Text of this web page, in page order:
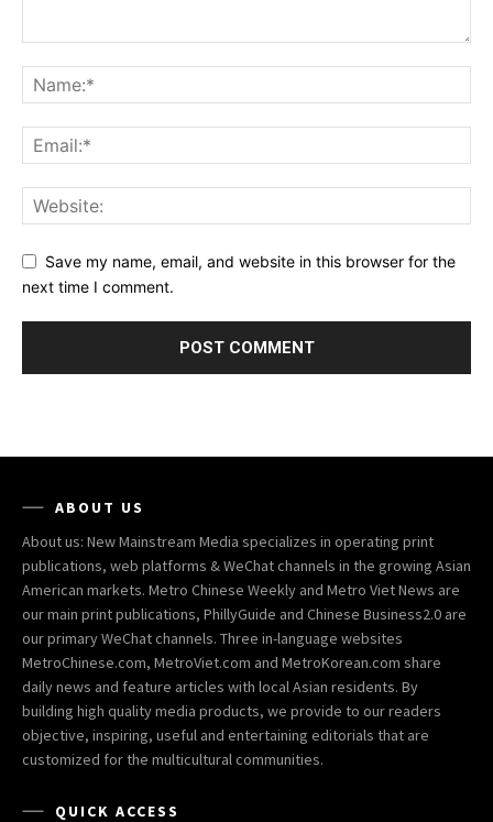
Save my name, email, and website in this browser for the
next time I comment.
ABOUT US
About us: New Mainstream Media specializes in operating print
publications, web platforms & WeChat channels in the growing Asian
American markets. Metro Chinese Weekly and Metro Viet News are
our main print publications, PhillyGuide and Chinese Business2.0 are
our primary WeChat channels. Three in-language websites
MetroChinese.com, MetroViet.com and MetroKorean.com share
daily news and feature articles with local Asian residents. By
building high quality media products, we provide to our readers
objective, inspiring, useful and entertaining editorials that are
customized for the multicultural communities.
QUICK ACCESS